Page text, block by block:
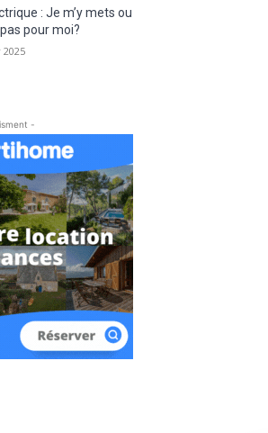
: Je m’y mets ou
pour moi?
-